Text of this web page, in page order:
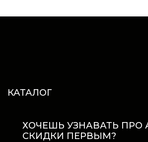
КАТАЛОГ
ХОЧЕШЬ УЗНАВАТЬ ПРО
СКИДКИ ПЕРВЫМ?